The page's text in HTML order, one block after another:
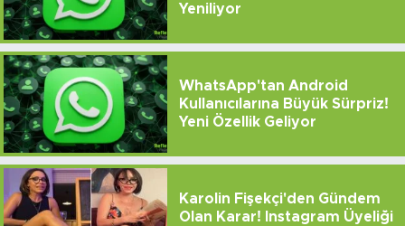
Yeniliyor
WhatsApp'tan Android
Kullanıcılarına Büyük Sürpriz!
Yeni Özellik Geliyor
Karolin Fişekçi'den Gündem
Olan Karar! Instagram Üyeliği